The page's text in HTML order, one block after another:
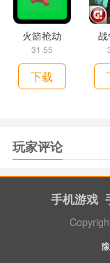
火箭抢劫
31.55
下载
玩家评论
手机游戏